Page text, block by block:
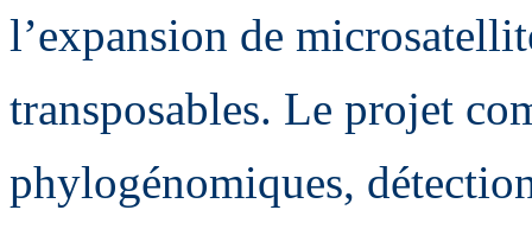
l’expansion de
transposables. Le projet
phylogénomiques,